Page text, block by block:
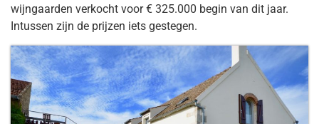
wijngaarden verkocht voor € 325.000 begin van dit jaar.
Intussen zijn de prijzen iets gestegen.